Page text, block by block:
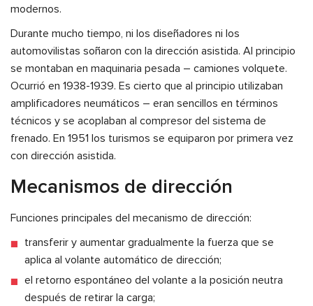
modernos.
Durante mucho tiempo, ni los diseñadores ni los
automovilistas soñaron con la dirección asistida. Al principio
se montaban en maquinaria pesada – camiones volquete.
Ocurrió en 1938-1939. Es cierto que al principio utilizaban
amplificadores neumáticos – eran sencillos en términos
técnicos y se acoplaban al compresor del sistema de
frenado. En 1951 los turismos se equiparon por primera vez
con dirección asistida.
Mecanismos de dirección
Funciones principales del mecanismo de dirección:
transferir y aumentar gradualmente la fuerza que se
aplica al volante automático de dirección;
el retorno espontáneo del volante a la posición neutra
después de retirar la carga;